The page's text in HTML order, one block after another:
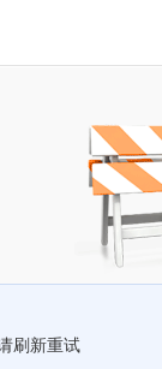
刷新重试